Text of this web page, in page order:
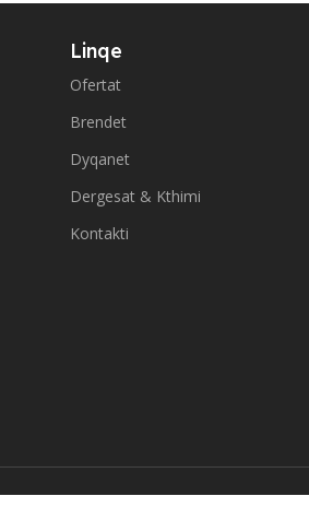
Linqe
Ofertat
Brendet
Dyqanet
Dergesat & Kthimi
Kontakti